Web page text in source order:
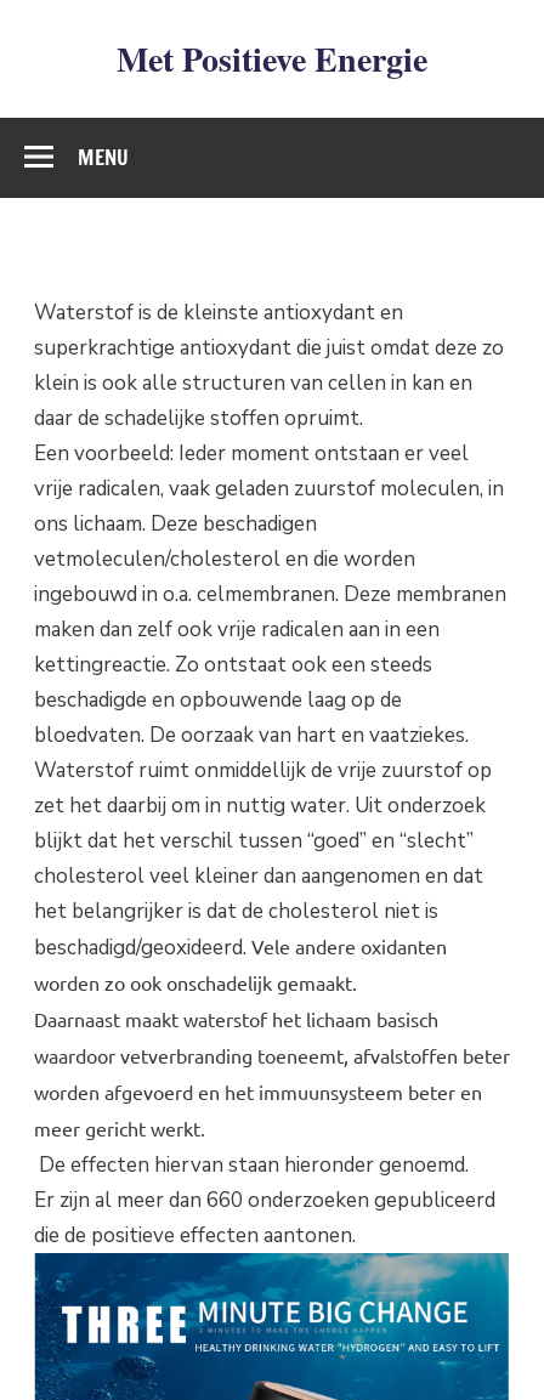
Met Positieve Energie
De weg naar Positief Leven
MENU
Waterstof is de kleinste antioxydant en
superkrachtige antioxydant die juist omdat deze zo
klein is ook alle structuren van cellen in kan en
daar de schadelijke stoffen opruimt.
Een voorbeeld: Ieder moment ontstaan er veel
vrije radicalen, vaak geladen zuurstof moleculen, in
ons lichaam. Deze beschadigen
vetmoleculen/cholesterol en die worden
ingebouwd in o.a. celmembranen. Deze membranen
maken dan zelf ook vrije radicalen aan in een
kettingreactie. Zo ontstaat ook een steeds
beschadigde en opbouwende laag op de
bloedvaten. De oorzaak van hart en vaatziekes.
Waterstof ruimt onmiddellijk de vrije zuurstof op
zet het daarbij om in nuttig water. Uit onderzoek
blijkt dat het verschil tussen “goed” en “slecht”
cholesterol veel kleiner dan aangenomen en dat
het belangrijker is dat de cholesterol niet is
beschadigd/geoxideerd. Vele andere oxidanten
worden zo ook onschadelijk gemaakt.
Daarnaast maakt waterstof het lichaam basisch
waardoor vetverbranding toeneemt, afvalstoffen beter
worden afgevoerd en het immuunsysteem beter en
meer gericht werkt.
De effecten hiervan staan hieronder genoemd.
Er zijn al meer dan 660 onderzoeken gepubliceerd
die de positieve effecten aantonen.